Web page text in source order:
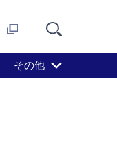
その他